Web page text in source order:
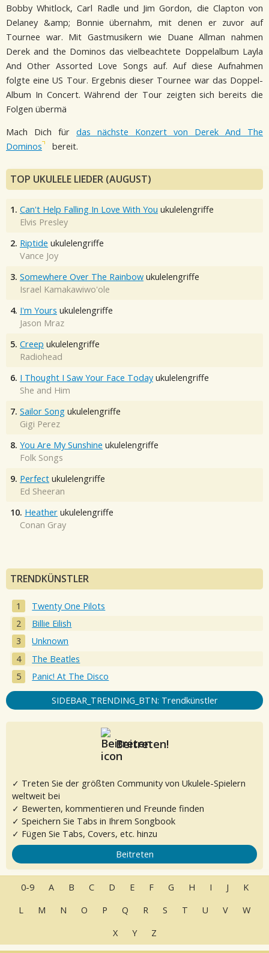
Bobby Whitlock, Carl Radle und Jim Gordon, die Clapton von
Delaney &amp; Bonnie übernahm, mit denen er zuvor auf
Tournee war. Mit Gastmusikern wie Duane Allman nahmen
Derek and the Dominos das vielbeachtete Doppelalbum Layla
And Other Assorted Love Songs auf. Auf diese Aufnahmen
folgte eine US Tour. Ergebnis dieser Tournee war das Doppel-
Album In Concert. Während der Tour zeigten sich bereits die
Folgen übermä
Mach Dich für das nächste Konzert von Derek And The
Dominos
bereit.
TOP UKULELE LIEDER (AUGUST)
1. Can't Help Falling In Love With You ukulelengriffe
Elvis Presley
2. Riptide ukulelengriffe
Vance Joy
3. Somewhere Over The Rainbow ukulelengriffe
Israel Kamakawiwo'ole
4. I'm Yours ukulelengriffe
Jason Mraz
5. Creep ukulelengriffe
Radiohead
6. I Thought I Saw Your Face Today ukulelengriffe
She and Him
7. Sailor Song ukulelengriffe
Gigi Perez
8. You Are My Sunshine ukulelengriffe
Folk Songs
9. Perfect ukulelengriffe
Ed Sheeran
10. Heather ukulelengriffe
Conan Gray
TRENDKÜNSTLER
Twenty One Pilots
Billie Eilish
Unknown
The Beatles
Panic! At The Disco
SIDEBAR_TRENDING_BTN: Trendkünstler
Beitreten!
✓ Treten Sie der größten Community von Ukulele-Spielern
weltweit bei
✓ Bewerten, kommentieren und Freunde finden
✓ Speichern Sie Tabs in Ihrem Songbook
✓ Fügen Sie Tabs, Covers, etc. hinzu
Beitreten
0-9 A B C D E F G H I J
K
L
M N O P Q R S T U V
W
X
Y Z